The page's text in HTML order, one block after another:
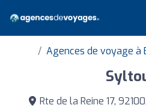
Agences de voyage
Rte de la Reine 17,